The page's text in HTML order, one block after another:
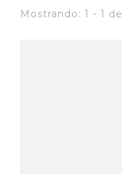
Mostrando: 1 - 1